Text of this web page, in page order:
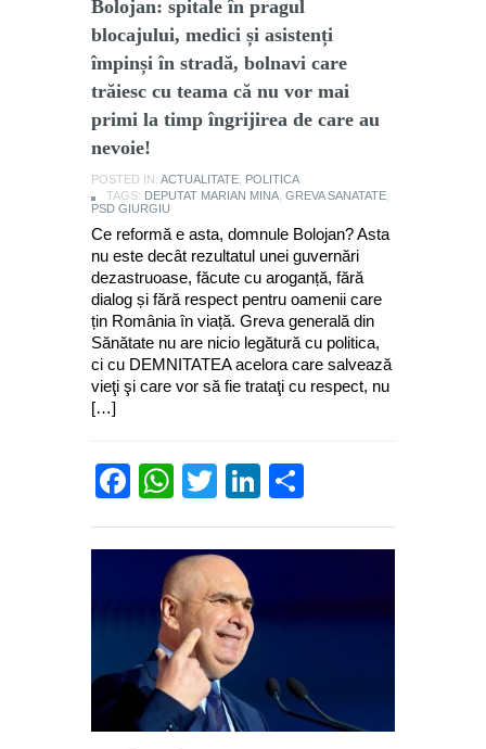
Bolojan: spitale în pragul
blocajului, medici și asistenți
împinși în stradă, bolnavi care
trăiesc cu teama că nu vor mai
primi la timp îngrijirea de care au
nevoie!
POSTED IN: ACTUALITATE POLITICA
TAGS: DEPUTAT MARIAN MINA GREVA SANATATE
PSD GIURGIU
Ce reformă e asta, domnule Bolojan? Asta
nu este decât rezultatul unei guvernări
dezastruoase, făcute cu aroganță, fără
dialog și fără respect pentru oamenii care
țin România în viață. Greva generală din
Sănătate nu are nicio legătură cu politica,
ci cu DEMNITATEA acelora care salvează
vieţi şi care vor să fie trataţi cu respect, nu
[…]
Facebook
WhatsApp
TwitterLinkedIn